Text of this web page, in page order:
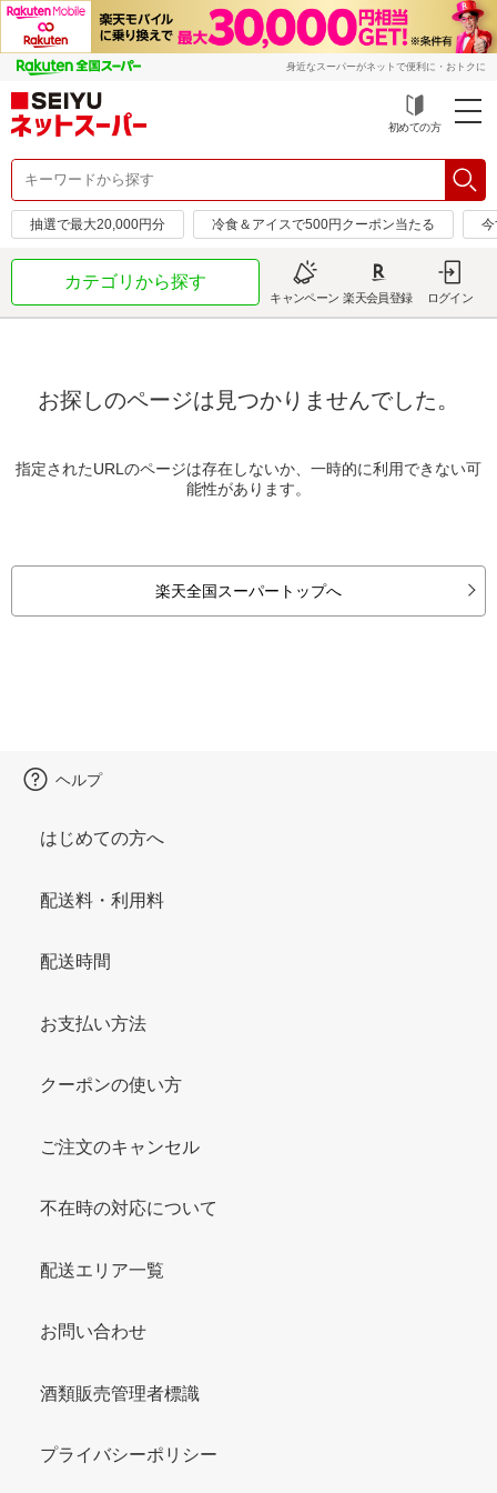
身近なスーパーがネットで便利に・おトクに
初めての方
抽選で最大20,000円分 冷食＆アイスで500円クーポン当たる
カテゴリから探す
キャンペーン 楽天会員登録 ログイン
お探しのページは見つかりませんでした。
指定されたURLのページは存在しないか、一時的に利用できない可
能性があります。
楽天全国スーパートップへ
ヘルプ
はじめての方へ
配送料・利用料
配送時間
お支払い方法
クーポンの使い方
ご注文のキャンセル
不在時の対応について
配送エリア一覧
お問い合わせ
酒類販売管理者標識
プライバシーポリシー